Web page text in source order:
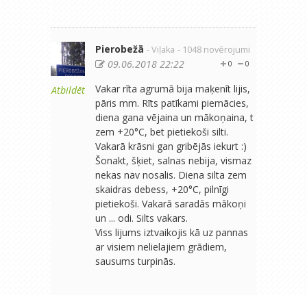
Atbildēt
Pierobežā - Viļaka - 1048 novērojumi
0
0
09.06.2018 22:22
Vakar rīta agrumā bija maķenīt lijis,
pāris mm. Rīts patīkami piemācies,
diena gana vējaina un mākoņaina, t
zem +20°C, bet pietiekoši silti.
Vakarā krāsni gan gribējās iekurt :)
Šonakt, šķiet, salnas nebija, vismaz
nekas nav nosalis. Diena silta zem
skaidras debess, +20°C, pilnīgi
pietiekoši. Vakarā saradās mākoņi
un ... odi. Silts vakars.
Viss lijums iztvaikojis kā uz pannas
ar visiem nelielajiem grādiem,
sausums turpinās.